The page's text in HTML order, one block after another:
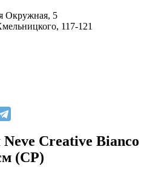
Окружная, 5
117-121
Creative Bianco
(CP)